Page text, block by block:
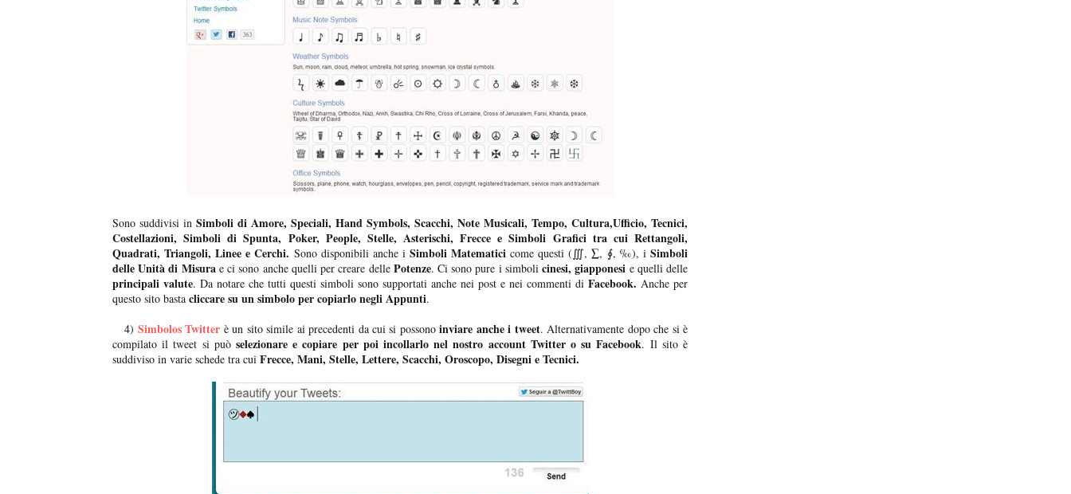
Sono suddivisi in Simboli di Amore, Speciali, Hand Symbols, Scacchi, Note Musicali, Tempo, Cultura,Ufficio, Tecnici,
Costellazioni, Simboli di Spunta, Poker, People, Stelle, Asterischi, Frecce e Simboli Grafici tra cui Rettangoli,
Quadrati, Triangoli, Linee e Cerchi. Sono disponibili anche i Simboli Matematici come questi (∭, ∑, ∮, ‰), iSimboli
delle Unità di Misurae ci sono anche quelli per creare delle Potenze. Ci sono pure i simbolicinesi, giapponesi e quelli delle
principali valute. Da notare che tutti questi simboli sono supportati anche nei post e nei commenti di Facebook. Anche per
questo sito basta cliccare su un simbolo per copiarlo negli Appunti.
4) Simbolos Twitter è un sito simile ai precedenti da cui si possonoinviare anche i tweet. Alternativamente dopo che si è
compilato il tweet si può selezionare e copiare per poi incollarlo nel nostro account Twitter o su Facebook. Il sito è
suddiviso in varie schede tra cui Frecce, Mani, Stelle, Lettere, Scacchi, Oroscopo, Disegni e Tecnici.